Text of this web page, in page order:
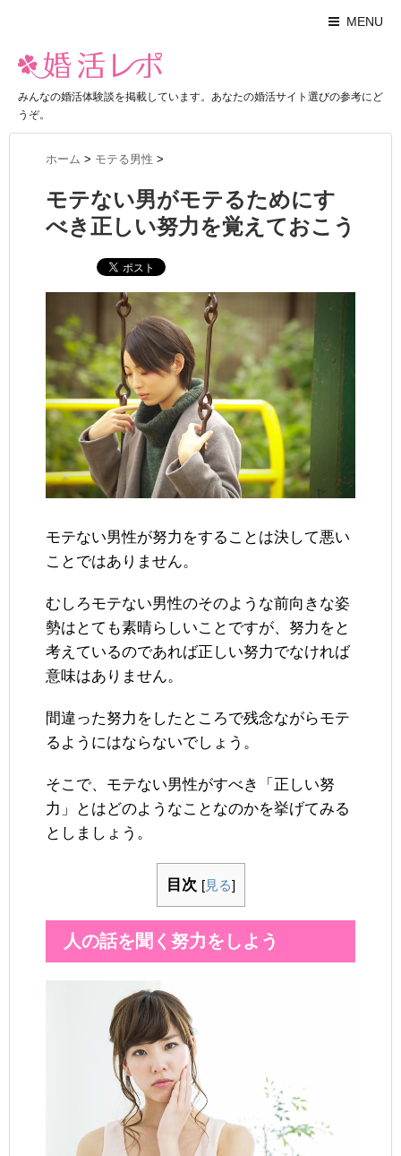
MENU
みんなの婚活体験談を掲載しています。あなたの婚活サイト選びの参考にど
うぞ。
ホーム > モテる男性 >
モテない男がモテるためにす
べき正しい努力を覚えておこう
モテない男性が努力をすることは決して悪い
ことではありません。
むしろモテない男性のそのような前向きな姿
勢はとても素晴らしいことですが、努力をと
考えているのであれば正しい努力でなければ
意味はありません。
間違った努力をしたところで残念ながらモテ
るようにはならないでしょう。
そこで、モテない男性がすべき「正しい努
力」とはどのようなことなのかを挙げてみる
としましょう。
目次 [見る]
人の話を聞く努力をしよう